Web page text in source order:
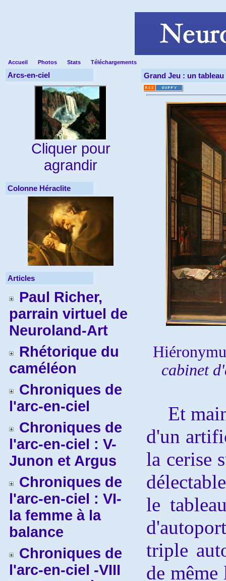
Accueil Photos Stats Téléchargements
Arcs-en-ciel
Cliquer pour
agrandir
Colonne Héraclite
Articles
Paul Richer,
parrain virtuel de
Neuroland-Art
Rhétorique du
caméléon
Chroniques de
l'arc-en-ciel
Chroniques de
l'arc-en-ciel : V-
Junon et Argus
Chroniques de
l'arc-en-ciel : VI-
la femme à la
balance
Chroniques de
l'arc-en-ciel -VIII
Grand Jeu : un
cabinet
Et
d'un
la cerise
le
triple
de même